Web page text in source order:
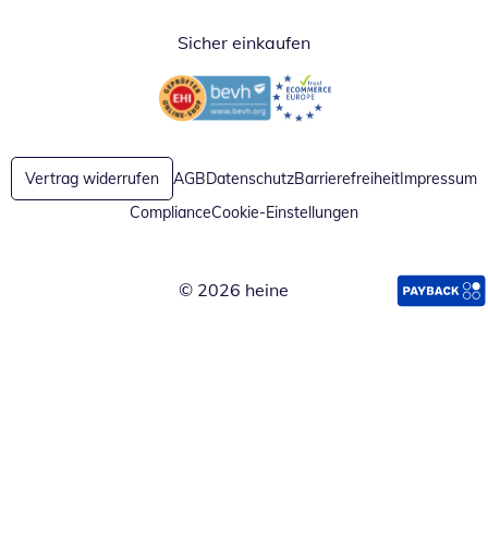
Sicher einkaufen
Öffnet in neuem FensterÖffnet in neuem Fenster
Vertrag widerrufen AGBDatenschutzBarrierefreiheitImpressum
ComplianceCookie-Einstellungen
© 2026 heine